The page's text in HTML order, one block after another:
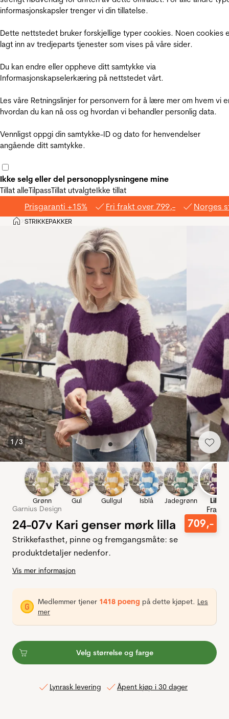
informasjonskapsler trenger vi din tillatelse.
Dette nettstedet bruker forskjellige typer cookies. Noen cookies
lagt inn av tredjeparts tjenester som vises på våre sider.
Du kan endre eller oppheve ditt samtykke via
Informasjonskapselerkæring på nettstedet vårt.
Les våre Retningslinjer for personvern for å lære mer om hvem vi
hvordan du kan nå oss og hvordan vi behandler personlig data.
Vennligst oppgi din samtykke-ID og dato for henvendelser
angående ditt samtykke.
Ikke selg eller del personopplysningene mine
Tillat alleTilpassTillat utvalgteIkke tillat
Prisgaranti +15% Fri frakt over 799,- Norges
Hjem
>STRIKKEPAKKER
1 /3
Grønn Gul Gullgul Isblå Jadegrønn Lilla
Garnius Design
24-07v Kari genser mørk lilla
Fra
709,-
Strikkefasthet, pinne og fremgangsmåte: se
produktdetaljer nedenfor.
Vis mer informasjon
Medlemmer tjener 1418 poeng på dette kjøpet. Les
mer
Velg størrelse og farge
Lynrask levering Åpent kjøp i 30 dager